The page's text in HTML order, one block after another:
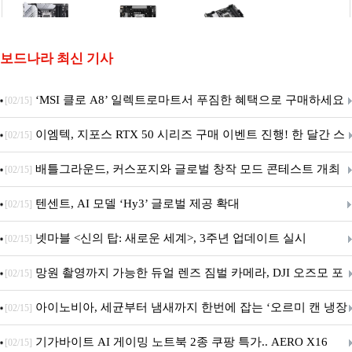
보드나라 최신 기사
[02/15] ‘MSI 클로 A8’ 일렉트로마트서 푸짐한 혜택으로 구매하세요
[02/15] 이엠텍, 지포스 RTX 50 시리즈 구매 이벤트 진행! 한 달간 스
팀 월렛부터 PALIT 지포스 RTX 5060 DUAL까지 증정
[02/15] 배틀그라운드, 커스포지와 글로벌 창작 모드 콘테스트 개최
[02/15] 텐센트, AI 모델 ‘Hy3’ 글로벌 제공 확대
[02/15] 넷마블 <신의 탑: 새로운 세계>, 3주년 업데이트 실시
[02/15] 망원 촬영까지 가능한 듀얼 렌즈 짐벌 카메라, DJI 오즈모 포
켓 4P
[02/15] 아이노비아, 세균부터 냄새까지 한번에 잡는 ‘오르미 캔 냉장
고 살균 탈취기’ 출시
[02/15] 기가바이트 AI 게이밍 노트북 2종 쿠팡 특가.. AERO X16